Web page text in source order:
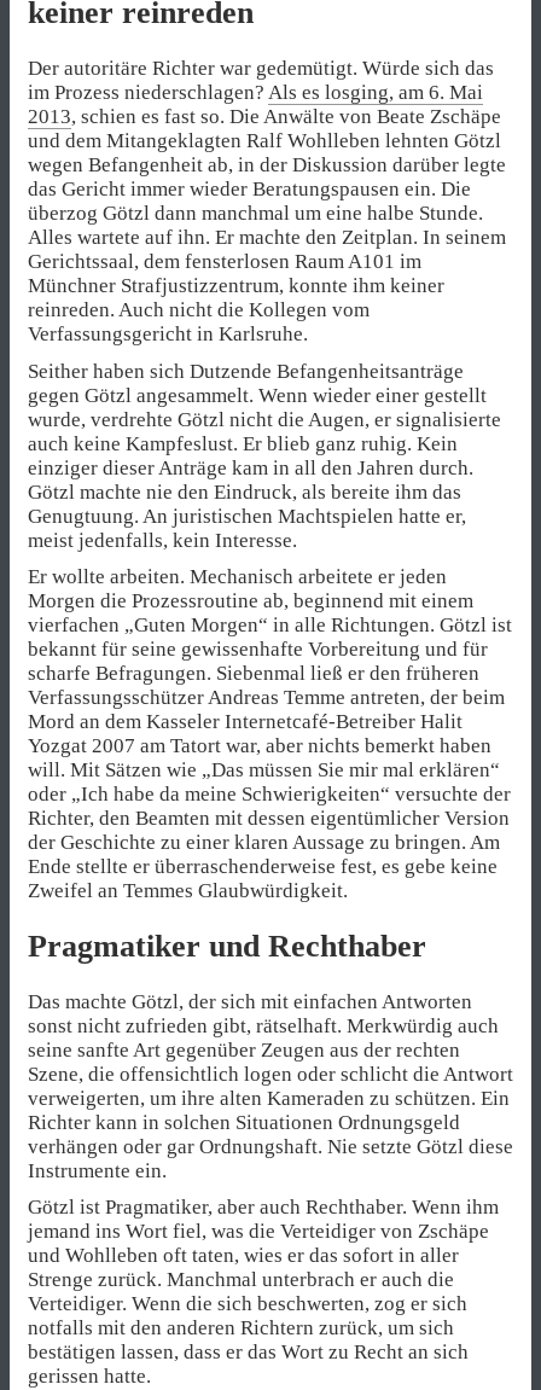
keiner reinreden
Der autoritäre Richter war gedemütigt. Würde sich das
im Prozess niederschlagen? Als es losging, am 6. Mai
2013, schien es fast so. Die Anwälte von Beate Zschäpe
und dem Mitangeklagten Ralf Wohlleben lehnten Götzl
wegen Befangenheit ab, in der Diskussion darüber legte
das Gericht immer wieder Beratungspausen ein. Die
überzog Götzl dann manchmal um eine halbe Stunde.
Alles wartete auf ihn. Er machte den Zeitplan. In seinem
Gerichtssaal, dem fensterlosen Raum A101 im
Münchner Strafjustizzentrum, konnte ihm keiner
reinreden. Auch nicht die Kollegen vom
Verfassungsgericht in Karlsruhe.
Seither haben sich Dutzende Befangenheitsanträge
gegen Götzl angesammelt. Wenn wieder einer gestellt
wurde, verdrehte Götzl nicht die Augen, er signalisierte
auch keine Kampfeslust. Er blieb ganz ruhig. Kein
einziger dieser Anträge kam in all den Jahren durch.
Götzl machte nie den Eindruck, als bereite ihm das
Genugtuung. An juristischen Machtspielen hatte er,
meist jedenfalls, kein Interesse.
Er wollte arbeiten. Mechanisch arbeitete er jeden
Morgen die Prozessroutine ab, beginnend mit einem
vierfachen „Guten Morgen“ in alle Richtungen. Götzl ist
bekannt für seine gewissenhafte Vorbereitung und für
scharfe Befragungen. Siebenmal ließ er den früheren
Verfassungsschützer Andreas Temme antreten, der beim
Mord an dem Kasseler Internetcafé-Betreiber Halit
Yozgat 2007 am Tatort war, aber nichts bemerkt haben
will. Mit Sätzen wie „Das müssen Sie mir mal erklären“
oder „Ich habe da meine Schwierigkeiten“ versuchte der
Richter, den Beamten mit dessen eigentümlicher Version
der Geschichte zu einer klaren Aussage zu bringen. Am
Ende stellte er überraschenderweise fest, es gebe keine
Zweifel an Temmes Glaubwürdigkeit.
Pragmatiker und Rechthaber
Das machte Götzl, der sich mit einfachen Antworten
sonst nicht zufrieden gibt, rätselhaft. Merkwürdig auch
seine sanfte Art gegenüber Zeugen aus der rechten
Szene, die offensichtlich logen oder schlicht die Antwort
verweigerten, um ihre alten Kameraden zu schützen. Ein
Richter kann in solchen Situationen Ordnungsgeld
verhängen oder gar Ordnungshaft. Nie setzte Götzl diese
Instrumente ein.
Götzl ist Pragmatiker, aber auch Rechthaber. Wenn ihm
jemand ins Wort fiel, was die Verteidiger von Zschäpe
und Wohlleben oft taten, wies er das sofort in aller
Strenge zurück. Manchmal unterbrach er auch die
Verteidiger. Wenn die sich beschwerten, zog er sich
notfalls mit den anderen Richtern zurück, um sich
bestätigen lassen, dass er das Wort zu Recht an sich
gerissen hatte.